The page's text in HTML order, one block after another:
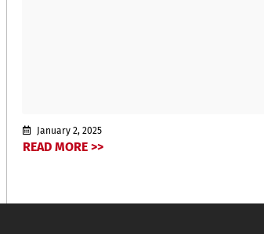
January 2, 2025
READ MORE >>